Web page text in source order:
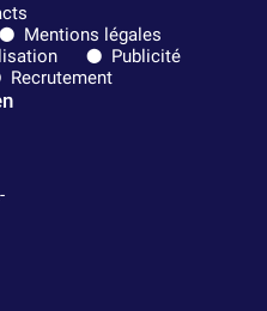
Mentions légales
Publicité
Recrutement